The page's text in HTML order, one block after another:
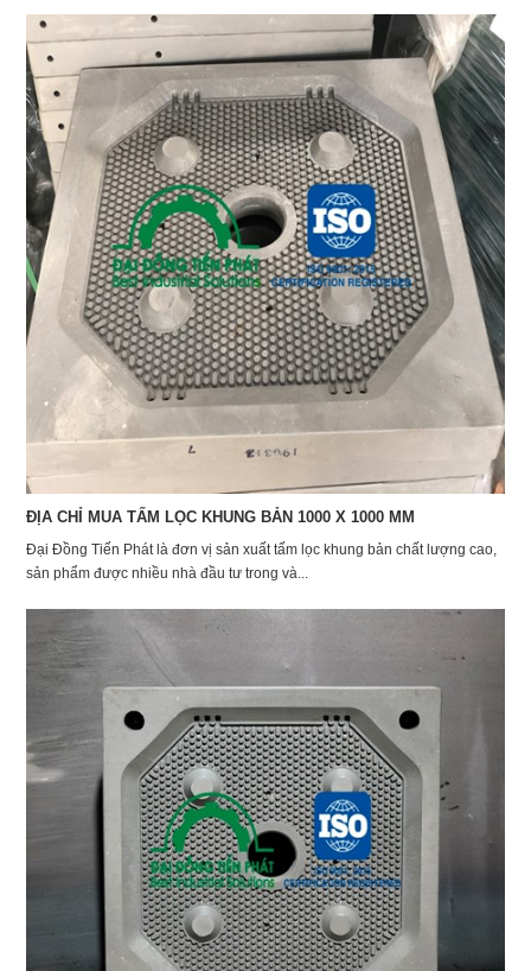
ĐỊA CHỈ MUA TẤM LỌC KHUNG BẢN 1000 X 1000 MM
Đại Đồng Tiến Phát là đơn vị sản xuất tấm lọc khung bản chất lượng cao,
sản phẩm được nhiều nhà đầu tư trong và...